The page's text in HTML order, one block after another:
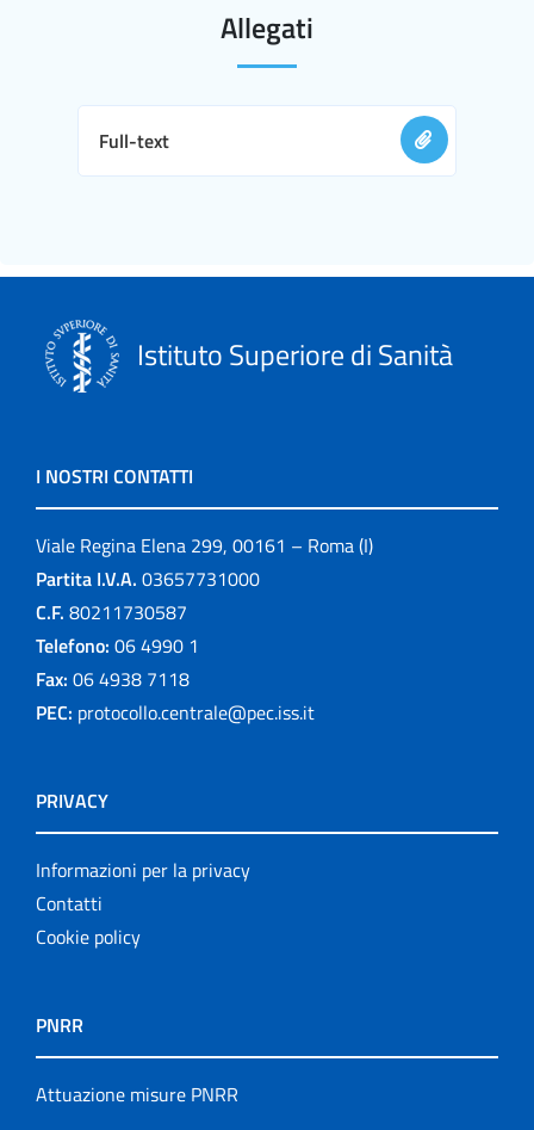
Allegati
Full-text
Istituto Superiore di Sanità
I NOSTRI CONTATTI
Viale Regina Elena 299, 00161 – Roma (I)
Partita I.V.A. 03657731000
C.F. 80211730587
Telefono: 06 4990 1
Fax: 06 4938 7118
PEC: protocollo.centrale@pec.iss.it
PRIVACY
Informazioni per la privacy
Contatti
Cookie policy
PNRR
Attuazione misure PNRR